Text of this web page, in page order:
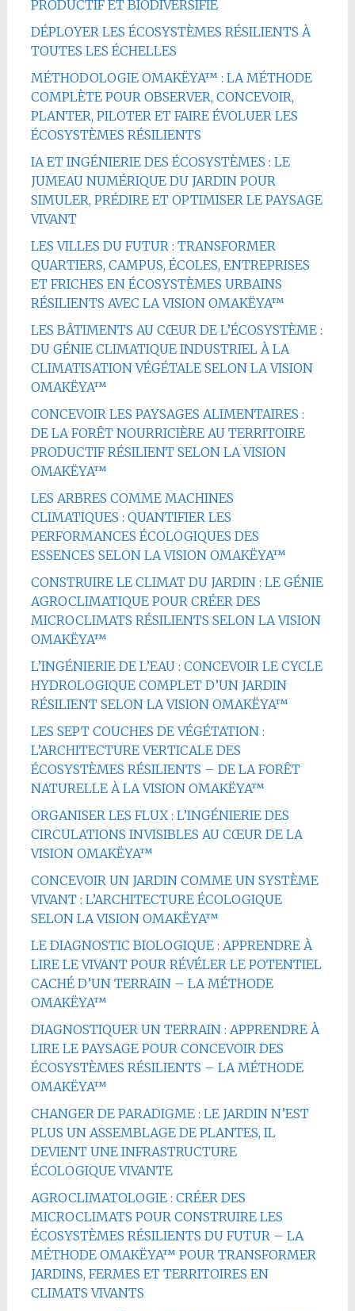
PRODUCTIF ET BIODIVERSIFIÉ
DÉPLOYER LES ÉCOSYSTÈMES RÉSILIENTS À
TOUTES LES ÉCHELLES
MÉTHODOLOGIE OMAKËYA™ : LA MÉTHODE
COMPLÈTE POUR OBSERVER, CONCEVOIR,
PLANTER, PILOTER ET FAIRE ÉVOLUER LES
ÉCOSYSTÈMES RÉSILIENTS
IA ET INGÉNIERIE DES ÉCOSYSTÈMES : LE
JUMEAU NUMÉRIQUE DU JARDIN POUR
SIMULER, PRÉDIRE ET OPTIMISER LE PAYSAGE
VIVANT
LES VILLES DU FUTUR : TRANSFORMER
QUARTIERS, CAMPUS, ÉCOLES, ENTREPRISES
ET FRICHES EN ÉCOSYSTÈMES URBAINS
RÉSILIENTS AVEC LA VISION OMAKËYA™
LES BÂTIMENTS AU CŒUR DE L’ÉCOSYSTÈME :
DU GÉNIE CLIMATIQUE INDUSTRIEL À LA
CLIMATISATION VÉGÉTALE SELON LA VISION
OMAKËYA™
CONCEVOIR LES PAYSAGES ALIMENTAIRES :
DE LA FORÊT NOURRICIÈRE AU TERRITOIRE
PRODUCTIF RÉSILIENT SELON LA VISION
OMAKËYA™
LES ARBRES COMME MACHINES
CLIMATIQUES : QUANTIFIER LES
PERFORMANCES ÉCOLOGIQUES DES
ESSENCES SELON LA VISION OMAKËYA™
CONSTRUIRE LE CLIMAT DU JARDIN : LE GÉNIE
AGROCLIMATIQUE POUR CRÉER DES
MICROCLIMATS RÉSILIENTS SELON LA VISION
OMAKËYA™
L’INGÉNIERIE DE L’EAU : CONCEVOIR LE CYCLE
HYDROLOGIQUE COMPLET D’UN JARDIN
RÉSILIENT SELON LA VISION OMAKËYA™
LES SEPT COUCHES DE VÉGÉTATION :
L’ARCHITECTURE VERTICALE DES
ÉCOSYSTÈMES RÉSILIENTS – DE LA FORÊT
NATURELLE À LA VISION OMAKËYA™
ORGANISER LES FLUX : L’INGÉNIERIE DES
CIRCULATIONS INVISIBLES AU CŒUR DE LA
VISION OMAKËYA™
CONCEVOIR UN JARDIN COMME UN SYSTÈME
VIVANT : L’ARCHITECTURE ÉCOLOGIQUE
SELON LA VISION OMAKËYA™
LE DIAGNOSTIC BIOLOGIQUE : APPRENDRE À
LIRE LE VIVANT POUR RÉVÉLER LE POTENTIEL
CACHÉ D’UN TERRAIN – LA MÉTHODE
OMAKËYA™
DIAGNOSTIQUER UN TERRAIN : APPRENDRE À
LIRE LE PAYSAGE POUR CONCEVOIR DES
ÉCOSYSTÈMES RÉSILIENTS – LA MÉTHODE
OMAKËYA™
CHANGER DE PARADIGME : LE JARDIN N’EST
PLUS UN ASSEMBLAGE DE PLANTES, IL
DEVIENT UNE INFRASTRUCTURE
ÉCOLOGIQUE VIVANTE
AGROCLIMATOLOGIE : CRÉER DES
MICROCLIMATS POUR CONSTRUIRE LES
ÉCOSYSTÈMES RÉSILIENTS DU FUTUR – LA
MÉTHODE OMAKËYA™ POUR TRANSFORMER
JARDINS, FERMES ET TERRITOIRES EN
CLIMATS VIVANTS